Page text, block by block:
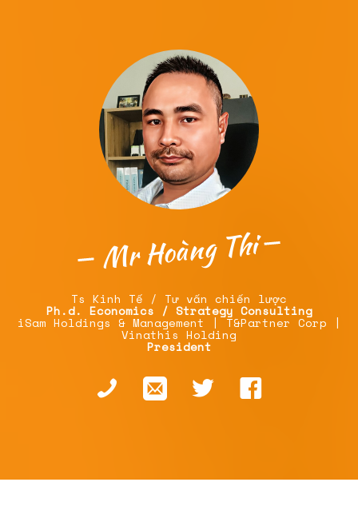
Mr Hoàng Thi
Ts Kinh Tế / Tư vấn chiến lược
Ph.d. Economics / Strategy Consulting
iSam Holdings & Management | T&Partner Corp |
Vinathis Holding
President